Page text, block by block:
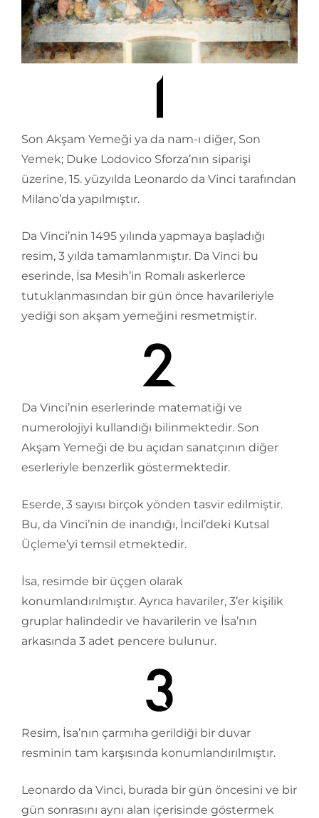
Son Akşam Yemeği ya da nam-ı diğer, Son
Yemek; Duke Lodovico Sforza’nın siparişi
üzerine, 15. yüzyılda Leonardo da Vinci tarafından
Milano’da yapılmıştır.
Da Vinci’nin 1495 yılında yapmaya başladığı
resim, 3 yılda tamamlanmıştır. Da Vinci bu
eserinde, İsa Mesih’in Romalı askerlerce
tutuklanmasından bir gün önce havarileriyle
yediği son akşam yemeğini resmetmiştir.
Da Vinci’nin eserlerinde matematiği ve
numerolojiyi kullandığı bilinmektedir. Son
Akşam Yemeği de bu açıdan sanatçının diğer
eserleriyle benzerlik göstermektedir.
Eserde, 3 sayısı birçok yönden tasvir edilmiştir.
Bu, da Vinci’nin de inandığı, İncil’deki Kutsal
Üçleme’yi temsil etmektedir.
İsa, resimde bir üçgen olarak
konumlandırılmıştır. Ayrıca havariler, 3’er kişilik
gruplar halindedir ve havarilerin ve İsa’nın
arkasında 3 adet pencere bulunur.
Resim, İsa’nın çarmıha gerildiği bir duvar
resminin tam karşısında konumlandırılmıştır.
Leonardo da Vinci, burada bir gün öncesini ve bir
gün sonrasını aynı alan içerisinde göstermek